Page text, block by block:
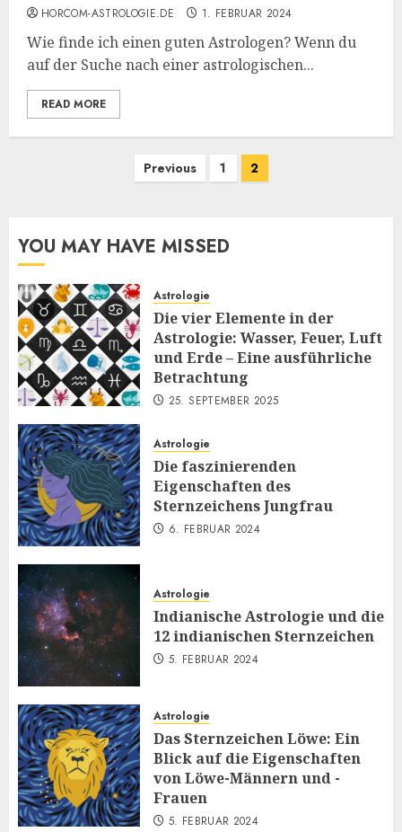
HORCOM-ASTROLOGIE.DE 1. FEBRUAR 2024
Wie finde ich einen guten Astrologen? Wenn du
auf der Suche nach einer astrologischen...
READ MORE
Seitennummerierung
Previous 1 2
YOU MAY HAVE MISSED
Astrologie
Die vier Elemente in der
Astrologie: Wasser, Feuer, Luft
und Erde – Eine ausführliche
Betrachtung
25. SEPTEMBER 2025
Astrologie
Die faszinierenden
Eigenschaften des
Sternzeichens Jungfrau
6. FEBRUAR 2024
Astrologie
Indianische Astrologie und die
12 indianischen Sternzeichen
5. FEBRUAR 2024
Astrologie
Das Sternzeichen Löwe: Ein
Blick auf die Eigenschaften
von Löwe-Männern und -
Frauen
5. FEBRUAR 2024